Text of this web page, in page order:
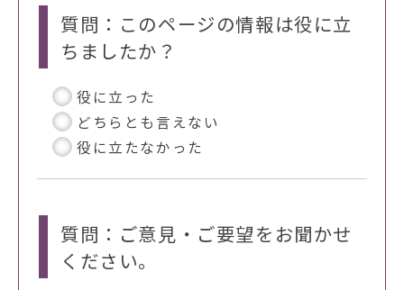
質問：このページの情報は役に立
ちましたか？
役に立った
どちらとも言えない
役に立たなかった
質問：ご意見・ご要望をお聞かせ
ください。